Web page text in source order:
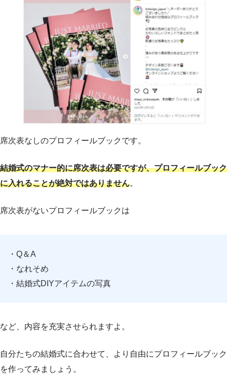
席次表なしのプロフィールブックです。
結婚式のマナー的に席次表は必要ですが、プロフィールブック
に入れることが絶対ではありません。
席次表がないプロフィールブックは
・Q＆A
・なれそめ
・結婚式DIYアイテムの写真
など、内容を充実させられますよ。
自分たちの結婚式に合わせて、より自由にプロフィールブック
を作ってみましょう。